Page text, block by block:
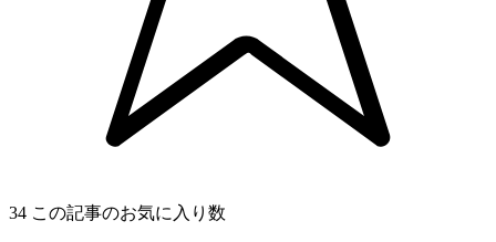
34 この記事のお気に入り数